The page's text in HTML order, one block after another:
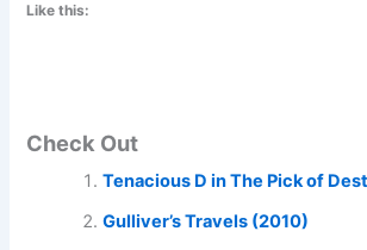
Like this:
Check Out
Tenacious D in The Pick of
Gulliver’s Travels (2010)